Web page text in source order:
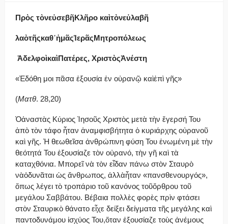
Πρὸς τὸνεὐσεβῆΚλῆρο καὶτὸνεὐλα­βῆ
λα­ὸτῆςκαθ᾿ἡμᾶςἹερᾶςΜητροπόλεως
ἈδελφοὶκαὶΠατέρες, ΧριστὸςἈνέστη
«Ἐδόθη μοι πᾶσα ἐξουσία ἐν οὐρανῷ καὶἐπὶ γῆς»
(Ματθ. 28,20)
Ὁἀναστὰς Κύριος Ἰησοῦς Χριστὸς μετὰ τὴν ἔγερσή Του
ἀπὸ τὸν τάφο ἦταν ἀναμφισβήτητα ὁ κυριάρχης οὐρανοῦ
καὶ γῆς. Ἡ θεωθεῖσα ἀνθρώπινη φύση Του ἑνωμένη μὲ τὴν
θεότητά Του ἐξουσίαζε τὸν οὐρανό, τὴν γῆ καὶ τὰ
καταχθόνια. Μπορεῖ νὰ τὸν εἶδαν πάνω στὸν Σταυρὸ
νὰὀδυνᾶται ὡς ἄνθρωπος, ἀλλὰἦταν «πανσθενουργός»,
ὅπως λέγει τὸ τροπάριο τοῦ κανόνος τοῦὄρθρου τοῦ
μεγάλου Σαββάτου. Βέβαια πολλὲς φορὲς πρὶν φτάσει
στὸν Σταυρικὸ θάνατο εἶχε δείξει δείγματα τῆς μεγάλης καὶ
παντοδυνάμου ἰσχύος Του,ὅταν ἐξουσίαζε τοὺς ἀνέμους